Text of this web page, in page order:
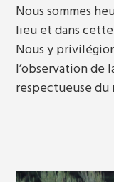
Nous sommes
lieu et dans
Nous y
l’observation de
respectueuse du